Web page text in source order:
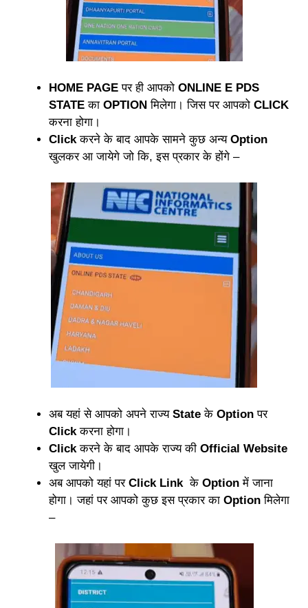
HOME PAGE पर ही आपको ONLINE E PDS
STATE का OPTION मिलेगा। जिस पर आपको CLICK
करना होगा।
Clickकरने के बाद आपके सामने कुछ अन्य Option
खुलकर आ जायेगे जो कि, इस प्रकार के होंगे –
अब यहां से आपको अपने राज्य State के Option पर
Clickकरना होगा।
Clickकरने के बाद आपके राज्य की Official Website
खुल जायेगी।
अब आपको यहां पर Click Linkके Option में जाना
होगा। जहां पर आपको कुछ इस प्रकार का Option मिलेगा
–